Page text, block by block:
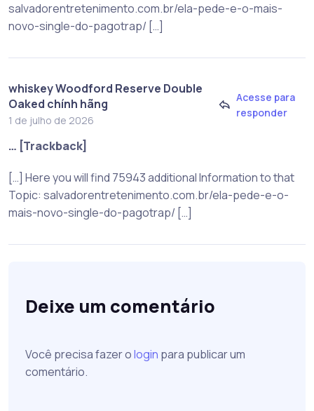
salvadorentretenimento.com.br/ela-pede-e-o-mais-
novo-single-do-pagotrap/ […]
whiskey Woodford Reserve Double
Oaked chính hãng
1 de julho de 2026
Acesse para
responder
… [Trackback]
[…] Here you will find 75943 additional Information to that
Topic: salvadorentretenimento.com.br/ela-pede-e-o-
mais-novo-single-do-pagotrap/ […]
Deixe um comentário
Você precisa fazer ologin para publicar um
comentário.